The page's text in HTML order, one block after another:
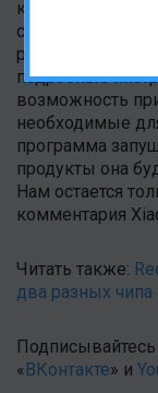
компании в
стране и
ремонта. Xiaomi
подробные
возможность
необходимые
программа
продукты она
Нам остается
комментария
Читать также:
два разных
«ВКонтакте» и